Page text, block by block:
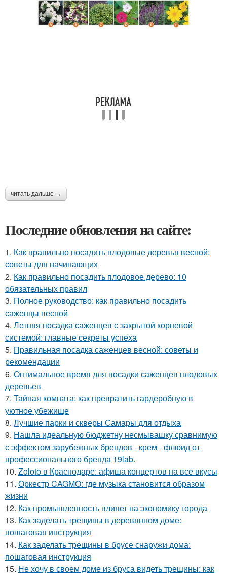
читать дальше →
Последние обновления на сайте:
1. Как правильно посадить плодовые деревья весной:
советы для начинающих
2. Как правильно посадить плодовое дерево: 10
обязательных правил
3. Полное руководство: как правильно посадить
саженцы весной
4. Летняя посадка саженцев с закрытой корневой
системой: главные секреты успеха
5. Правильная посадка саженцев весной: советы и
рекомендации
6. Оптимальное время для посадки саженцев плодовых
деревьев
7. Тайная комната: как превратить гардеробную в
уютное убежище
8. Лучшие парки и скверы Самары для отдыха
9. Нашла идеальную бюджетну несмывашку сравнимую
с эффектом зарубежных брендов - крем - флюид от
профессионального бренда 19lab.
10. Zoloto в Краснодаре: афиша концертов на все вкусы
11. Оркестр CAGMO: где музыка становится образом
жизни
12. Как промышленность влияет на экономику города
13. Как заделать трещины в деревянном доме:
пошаговая инструкция
14. Как заделать трещины в брусе снаружи дома:
пошаговая инструкция
15. Не хочу в своем доме из бруса видеть трещины: как